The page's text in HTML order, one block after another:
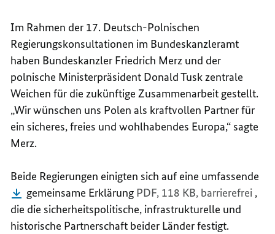
Im Rahmen der 17. Deutsch-Polnischen
Regierungskonsultationen im Bundeskanzleramt
haben Bundeskanzler Friedrich Merz und der
polnische Ministerpräsident Donald Tusk zentrale
Weichen für die zukünftige Zusammenarbeit gestellt.
„Wir wünschen uns Polen als kraftvollen Partner für
ein sicheres, freies und wohlhabendes Europa,“ sagte
Merz.
Beide Regierungen einigten sich auf eine umfassende
gemeinsame Erklärung PDF, 118 KB, barrierefrei ,
die die sicherheitspolitische, infrastrukturelle und
historische Partnerschaft beider Länder festigt.